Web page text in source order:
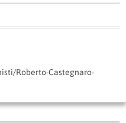
Roberto-Castegnaro-